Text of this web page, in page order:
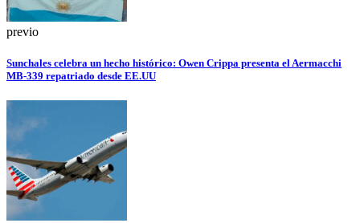
previo
Sunchales celebra un hecho histórico: Owen Crippa presenta el Aermacchi
MB-339 repatriado desde EE.UU